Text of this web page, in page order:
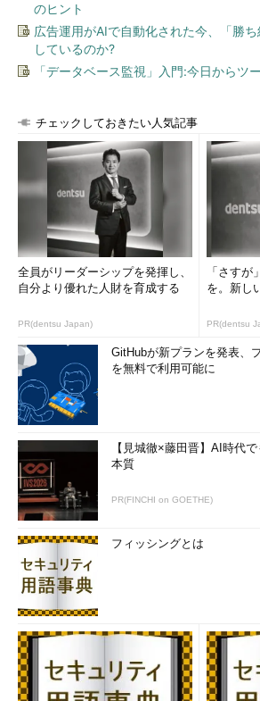
のヒント
広告運用がAIで自動化された今、「勝
しているのか?
「データベース監視」入門:今日からツ
チェックしておきたい人気記事
全員がリーダーシップを発揮し、
自分より優れた人財を育成する
PR(dentsu Japan)
「さす
を。新し
PR(dentsu
GitHubが新プランを発表、
を無料で利用可能に
【見城徹×藤田晋】AI時代
本質
PR(FINCHI on GOETHE)
フィッシングとは